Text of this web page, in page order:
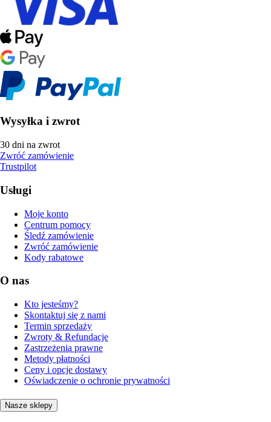
Wysyłka i zwrot
30 dni na zwrot
Zwróć zamówienie
Trustpilot
Usługi
Moje konto
Centrum pomocy
Śledź zamówienie
Zwróć zamówienie
Kody rabatowe
O nas
Kto jesteśmy?
Skontaktuj się z nami
Termin sprzedaży
Zwroty & Refundacje
Zastrzeżenia prawne
Metody płatności
Ceny i opcje dostawy
Oświadczenie o ochronie prywatności
Nasze sklepy